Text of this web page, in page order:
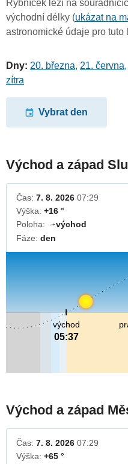
Rybníček leží na
východní délky (ukázat na
astronomické údaje pro tuto
Dny: 20. března, 21. června,
zítra
Vybrat den
Východ a západ
Čas: 7. 8. 2026 07:29
Výška: +16 °
Poloha:
↓východ
Fáze: den
východ
05:37
Východ a západ
Čas: 7. 8. 2026 07:29
Výška: +65 °